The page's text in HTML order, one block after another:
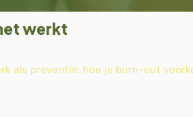
werkt
als preventie: hoe je burn-out